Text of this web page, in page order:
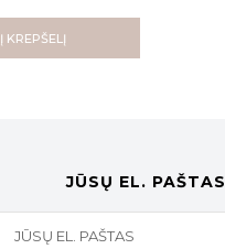
Į KREPŠELĮ
JŪSŲ EL. PAŠTAS